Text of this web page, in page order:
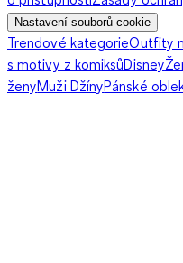
Nastavení souborů cookie
Trendové kategorieOutfity
s motivy z komiksůDisney
ženyMuži DžínyPánské